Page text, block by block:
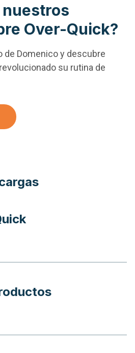
nuestros
Over-Quick?
de Domenico y descubre
su rutina de